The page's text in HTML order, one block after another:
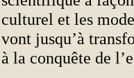
culturel et les
vont jusqu’à
à la conquête de